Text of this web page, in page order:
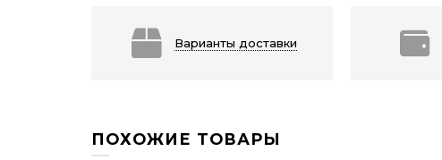
Варианты доставки
ПОХОЖИЕ ТОВАРЫ